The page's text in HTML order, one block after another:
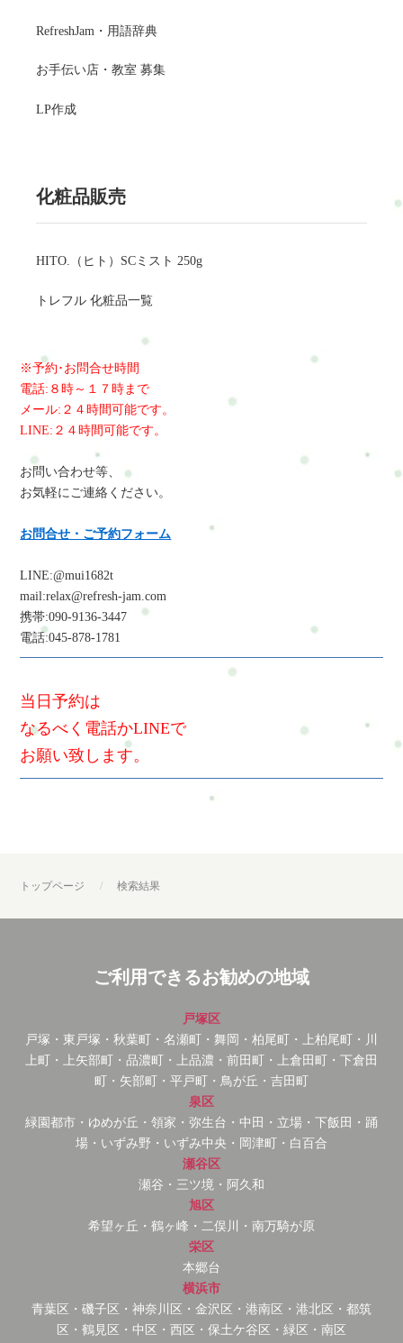
RefreshJam・用語辞典
お手伝い店・教室 募集
LP作成
化粧品販売
HITO.（ヒト）SCミスト 250g
トレフル 化粧品一覧
※予約･お問合せ時間
電話:８時～１７時まで
メール:２４時間可能です。
LINE:２４時間可能です。
お問い合わせ等、
お気軽にご連絡ください。
お問合せ・ご予約フォーム
LINE:@mui1682t
mail:relax@refresh-jam.com
携帯:090-9136-3447
電話:045-878-1781
当日予約は
なるべく電話かLINEで
お願い致します。
トップページ 検索結果
ご利用できるお勧めの地域
戸塚区
戸塚・東戸塚・秋葉町・名瀬町・舞岡・柏尾町・上柏尾町・川
上町・上矢部町・品濃町・上品濃・前田町・上倉田町・下倉田
町・矢部町・平戸町・鳥が丘・吉田町
泉区
緑園都市・ゆめが丘・領家・弥生台・中田・立場・下飯田・踊
場・いずみ野・いずみ中央・岡津町・白百合
瀬谷区
瀬谷・三ツ境・阿久和
旭区
希望ヶ丘・鶴ヶ峰・二俣川・南万騎が原
栄区
本郷台
横浜市
青葉区・磯子区・神奈川区・金沢区・港南区・港北区・都筑
区・鶴見区・中区・西区・保土ケ谷区・緑区・南区